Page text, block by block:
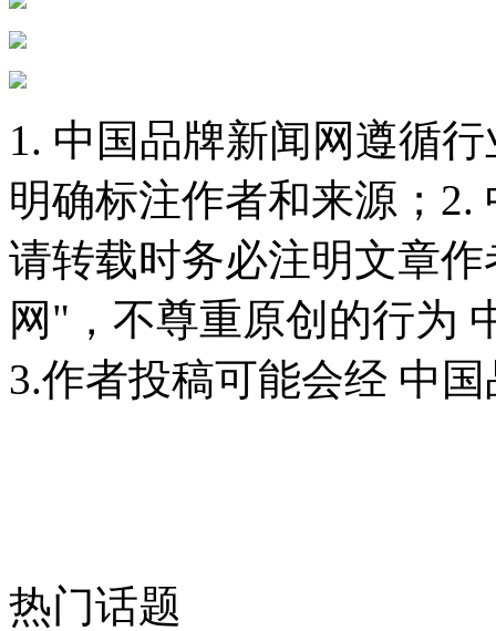
1. 中国品牌新闻网遵循
明确标注作者和来源；
请转载时务必注明文章
网"，不尊重原创的行为
3.作者投稿可能会经 中
热门话题